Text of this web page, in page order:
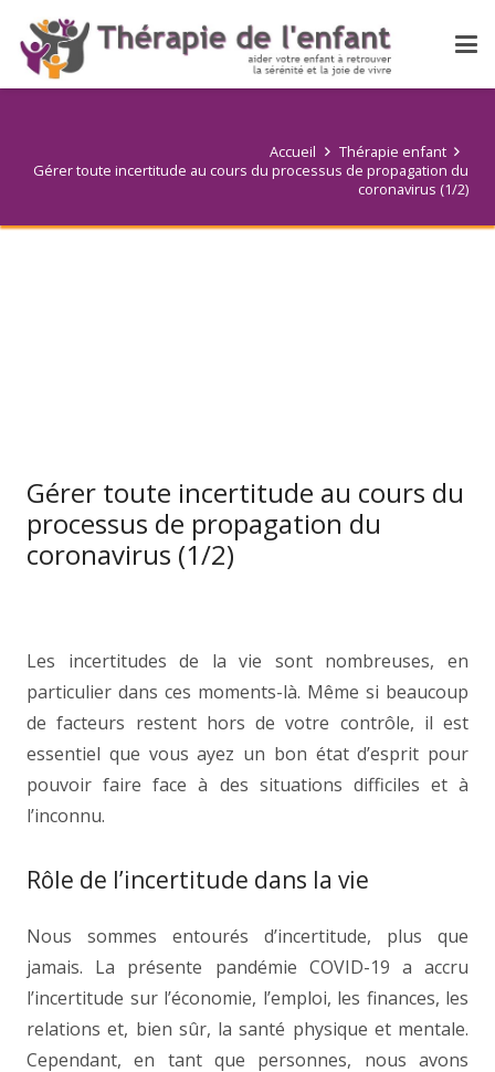
Accueil
Thérapie enfant
Gérer toute incertitude au cours du processus de propagation du
coronavirus (1/2)
Gérer toute incertitude au cours du
processus de propagation du
coronavirus (1/2)
Les incertitudes de la vie sont nombreuses, en
particulier dans ces moments-là. Même si beaucoup
de facteurs restent hors de votre contrôle, il est
essentiel que vous ayez un bon état d’esprit pour
pouvoir faire face à des situations difficiles et à
l’inconnu.
Rôle de l’incertitude dans la vie
Nous sommes entourés d’incertitude, plus que
jamais. La présente pandémie COVID-19 a accru
l’incertitude sur l’économie, l’emploi, les finances, les
relations et, bien sûr, la santé physique et mentale.
Cependant, en tant que personnes, nous avons